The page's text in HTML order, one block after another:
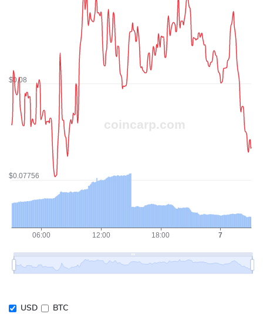
USD BTC